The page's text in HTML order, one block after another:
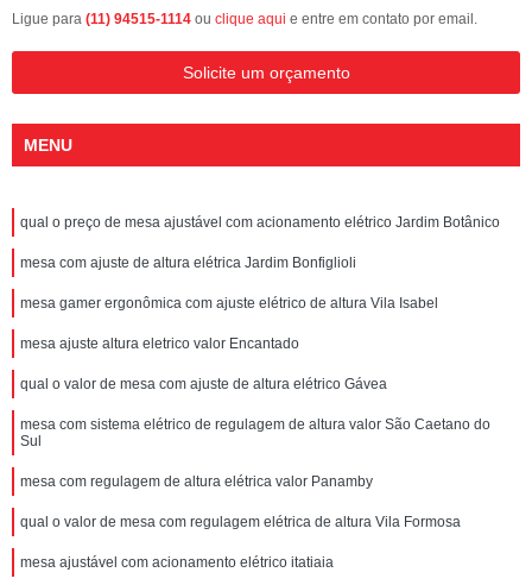
Ligue para (11) 94515-1114 ou clique aqui e entre em contato por email.
Solicite um orçamento
MENU
qual o preço de mesa ajustável com acionamento elétrico Jardim Botânico
mesa com ajuste de altura elétrica Jardim Bonfiglioli
mesa gamer ergonômica com ajuste elétrico de altura Vila Isabel
mesa ajuste altura eletrico valor Encantado
qual o valor de mesa com ajuste de altura elétrico Gávea
mesa com sistema elétrico de regulagem de altura valor São Caetano do
Sul
mesa com regulagem de altura elétrica valor Panamby
qual o valor de mesa com regulagem elétrica de altura Vila Formosa
mesa ajustável com acionamento elétrico itatiaia